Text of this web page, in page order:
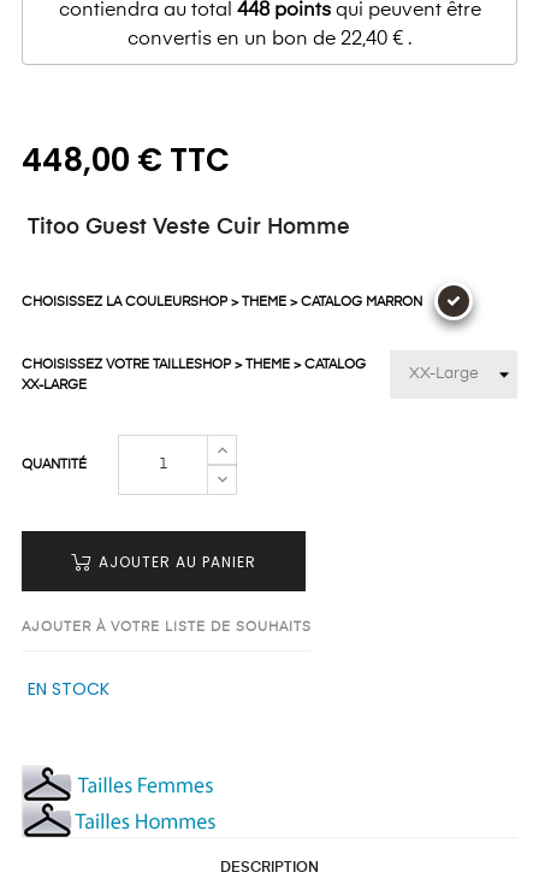
contiendra au total 448pointsqui peuvent être
convertis en un bon de 22,40 € .
448,00 € TTC
Titoo Guest Veste Cuir Homme
CHOISISSEZ LA COULEURSHOP > THEME > CATALOG MARRON
CHOISISSEZ VOTRE TAILLESHOP > THEME > CATALOG
XX-LARGE
QUANTITÉ
AJOUTER AU PANIER
AJOUTER À VOTRE LISTE DE SOUHAITS
EN STOCK
DESCRIPTION